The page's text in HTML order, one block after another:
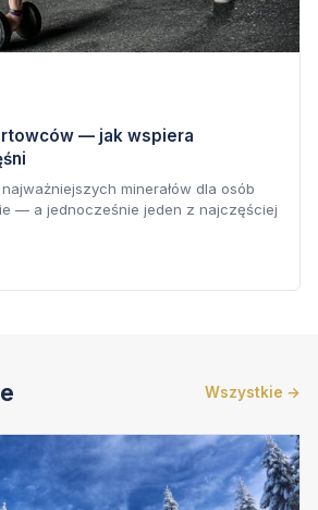
— jak wspiera
minerałów dla osób
— a jednocześnie jeden z najczęściej
Wszystkie →